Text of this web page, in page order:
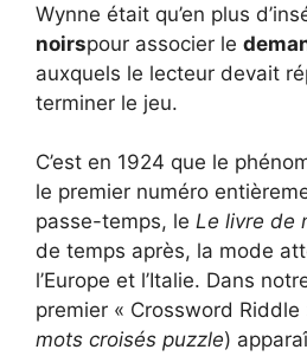
Wynne était qu’en plus
noirspour associer le
auxquels le lecteur devait
terminer le jeu.
C’est en 1924 que le
le premier numéro
passe-temps, le Le livre de
de temps après, la mode
l’Europe et l’Italie. Dans
premier « Crossword
mots croisés puzzle)